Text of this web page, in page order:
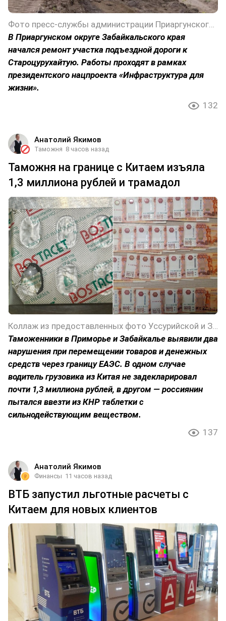
В Приаргунском округе Забайкальского края
начался ремонт участка подъездной дороги к
Староцурухайтую. Работы проходят в рамках
президентского нацпроекта «Инфраструктура для
жизни».
132
Анатолий Якимов
Таможня 8 часов назад
Таможня на границе с Китаем изъяла
1,3 миллиона рублей и трамадол
Таможенники в Приморье и Забайкалье выявили два
нарушения при перемещении товаров и денежных
средств через границу ЕАЭС. В одном случае
водитель грузовика из Китая не задекларировал
почти 1,3 миллиона рублей, в другом — россиянин
пытался ввезти из КНР таблетки с
сильнодействующим веществом.
137
Анатолий Якимов
Финансы 11 часов назад
ВТБ запустил льготные расчеты с
Китаем для новых клиентов